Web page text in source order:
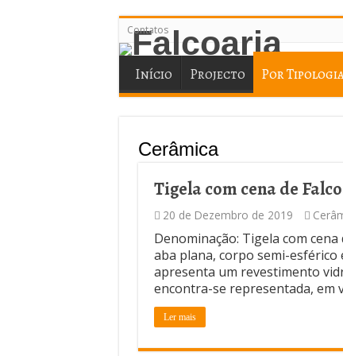
Contatos
Início Projecto Por
Cerâmica
Tigela com cena de
20 de Dezembro de 2019
Denominação: Tigela com
aba plana, corpo semi-esférico
apresenta um revestimento
encontra-se representada, em
Ler mais